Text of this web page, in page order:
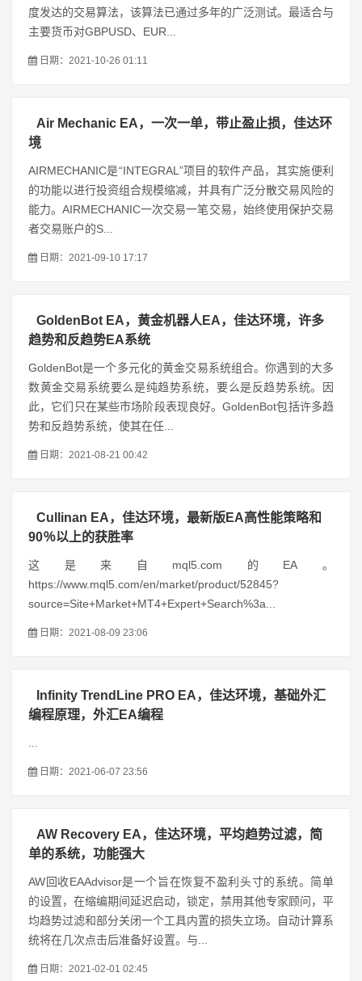
度发达的交易算法，该算法已通过多年的广泛测试。最适合与
主要货币对GBPUSD、EUR...
日期：2021-10-26 01:11
Air Mechanic EA，一次一单，带止盈止损，佳达环
境
AIRMECHANIC是“INTEGRAL”项目的软件产品，其实施便利
的功能以进行投资组合规模缩减，并具有广泛分散交易风险的
能力。AIRMECHANIC一次交易一笔交易，始终使用保护交易
者交易账户的S...
日期：2021-09-10 17:17
GoldenBot EA，黄金机器人EA，佳达环境，许多
趋势和反趋势EA系统
GoldenBot是一个多元化的黄金交易系统组合。你遇到的大多
数黄金交易系统要么是纯趋势系统，要么是反趋势系统。因
此，它们只在某些市场阶段表现良好。GoldenBot包括许多趋
势和反趋势系统，使其在任...
日期：2021-08-21 00:42
Cullinan EA，佳达环境，最新版EA高性能策略和
90％以上的获胜率
这是来自mql5.com的EA。
https://www.mql5.com/en/market/product/52845?
source=Site+Market+MT4+Expert+Search%3a...
日期：2021-08-09 23:06
Infinity TrendLine PRO EA，佳达环境，基础外汇
编程原理，外汇EA编程
日期：2021-06-07 23:56
AW Recovery EA，佳达环境，平均趋势过滤，简
单的系统，功能强大
AW回收EAAdvisor是一个旨在恢复不盈利头寸的系统。简单
的设置，在缩编期间延迟启动，锁定，禁用其他专家顾问，平
均趋势过滤和部分关闭一个工具内置的损失立场。自动计算系
统将在几次点击后准备好设置。与...
日期：2021-02-01 02:45